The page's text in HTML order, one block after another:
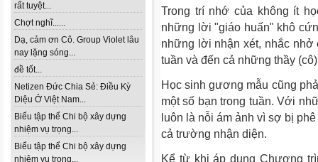
rất tuyệt...
Chợt nghĩ......
Dạ, cảm ơn Cô. Group Violet lâu
nay lặng sóng...
đề tốt...
Netizen Đức Chia Sẻ: Điều Kỳ
Diệu Ở Việt Nam...
Biểu tập thể Chi bộ xây dựng
nhiệm vụ trọng...
Biểu tập thể Chi bộ xây dựng
nhiệm vụ trọng...
Trong trí nhớ của không ít
những lời "giáo huấn" khô
những lời nhận xét, nhắc nhở
tuần và đến cả những thầy
Học sinh gương mẫu cũng
một số bạn trong tuần. Với
luôn là nỗi ám ảnh vì sợ bị
cả trường nhận diện.
Kể từ khi áp dụng Chương